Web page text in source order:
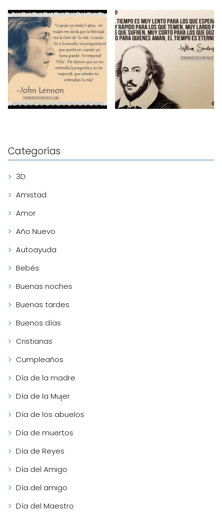
Categorías
3D
Amistad
Amor
Año Nuevo
Autoayuda
Bebés
Buenas noches
Buenas tardes
Buenos días
Cristianas
Cumpleaños
Día de la madre
Día de la Mujer
Día de los abuelos
Día de muertos
Día de Reyes
Día del Amigo
Día del amigo
Día del Maestro